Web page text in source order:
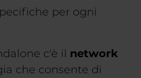
per ogni
c'è il network
che consente di